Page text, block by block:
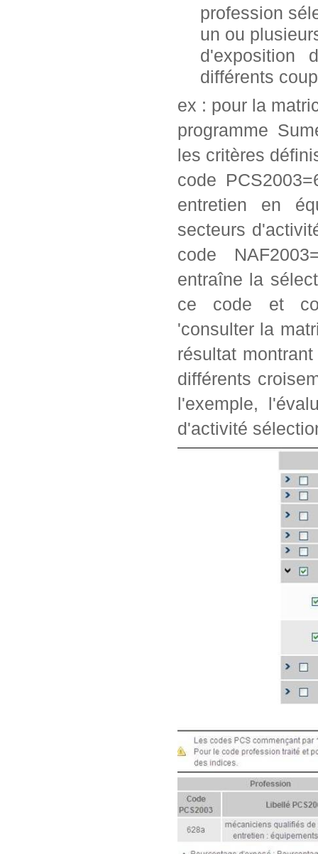
profession
un ou
d'exposition
différents
ex : pour la
programme
les critères
code
entretien en
secteurs
code
entraîne la
ce code et
'consulter la
résultat
différents
l'exemple,
d'activité